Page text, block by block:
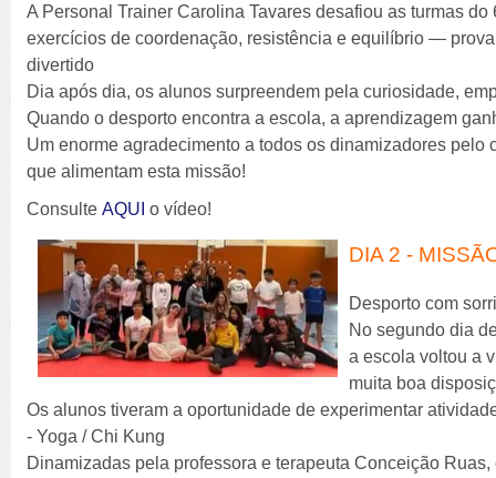
A Personal Trainer Carolina Tavares desafiou as turmas do
exercícios de coordenação, resistência e equilíbrio —
divertido
Dia após dia, os alunos surpreendem pela curiosidade,
Quando o desporto encontra a escola, a aprendizagem
Um enorme agradecimento a todos os dinamizadores pelo
que alimentam esta missão!
ConsulteAQUI o vídeo!
DIA 2 -
Desporto com
No segundo dia
a escola voltou a
muita boa
Os alunos tiveram a oportunidade de experimentar
- Yoga / Chi Kung
Dinamizadas pela professora e terapeuta Conceição